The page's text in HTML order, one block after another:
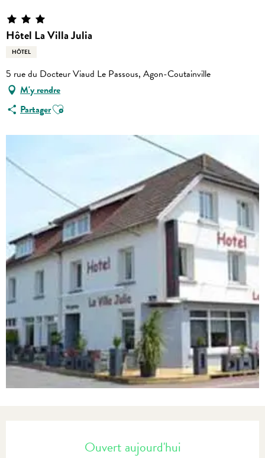
Hôtel La Villa Julia
HÔTEL
5 rue du Docteur Viaud Le Passous, Agon-Coutainville
M'y rendre
PartagerAjouter aux favoris
Ouvert aujourd'hui